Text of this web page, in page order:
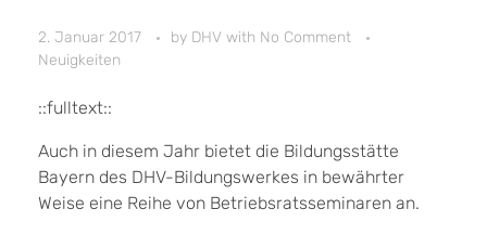
2. Januar 2017 by DHV with No Comment
Neuigkeiten
::fulltext::
Auch in diesem Jahr bietet die Bildungsstätte
Bayern des DHV-Bildungswerkes in bewährter
Weise eine Reihe von Betriebsratsseminaren an.